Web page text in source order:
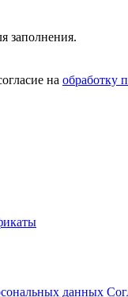
заполнения.
на обработку
данных